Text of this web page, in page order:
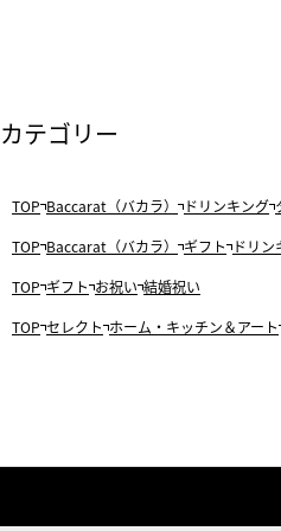
カテゴリー
TOP Baccarat（バカラ） ドリンキング
TOP Baccarat（バカラ） ギフト ドリ
TOP ギフト お祝い 結婚祝い
TOP セレクト ホーム・キッチン＆アート